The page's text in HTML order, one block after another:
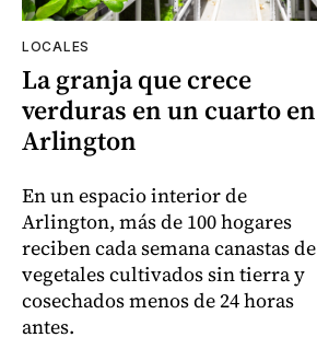
LOCALES
La granja que crece
verduras en un cuarto en
Arlington
En un espacio interior de
Arlington, más de 100 hogares
reciben cada semana canastas de
vegetales cultivados sin tierra y
cosechados menos de 24 horas
antes.